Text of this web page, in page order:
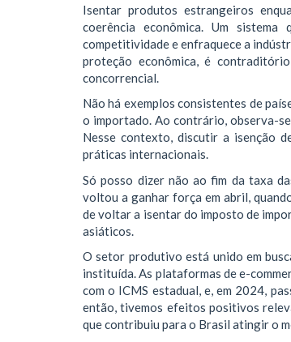
Isentar produtos estrangeiros
coerência econômica. Um
competitividade e enfraquece a
proteção econômica, é
concorrencial.
Não há exemplos consistentes de
o importado. Ao contrário, observa-
Nesse contexto, discutir a isenção
práticas internacionais.
Só posso dizer não ao fim da taxa
voltou a ganhar força em abril,
de voltar a isentar do imposto de
asiáticos.
O setor produtivo está unido em
instituída. As plataformas de e-
com o ICMS estadual, e, em 2024,
então, tivemos efeitos positivos
que contribuiu para o Brasil atingir o